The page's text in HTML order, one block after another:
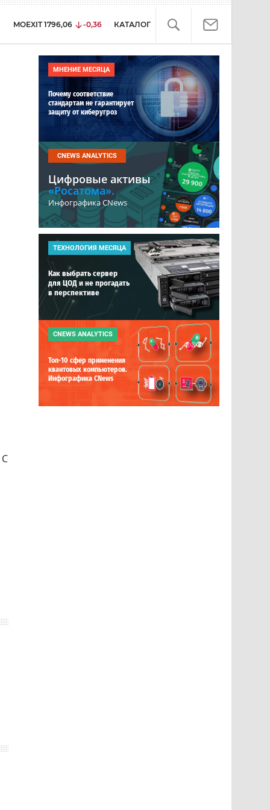
MOEXIT 1796,06 -0,36 КАТАЛОГ
С
МНЕНИЕ МЕСЯЦА
Почему соответствие
стандартам не гарантирует
защиту от киберугроз
CNEWS ANALYTICS
Цифровые активы
«Росатома».
Инфографика CNews
ТЕХНОЛОГИЯ МЕСЯЦА
Как выбрать сервер
для ЦОД и не прогадать
в перспективе
CNEWS ANALYTICS
Топ-10 сфер применения
квантовых компьютеров.
Инфографика CNews